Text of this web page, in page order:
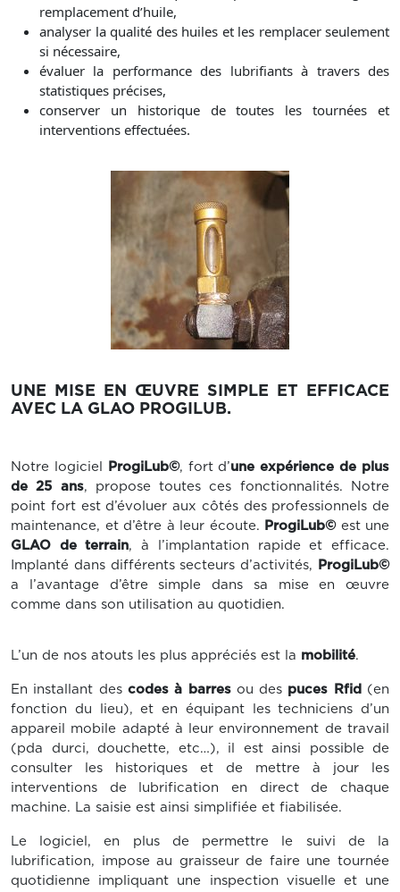
remplacement d’huile,
analyser la qualité des huiles et les remplacer seulement
si nécessaire,
évaluer la performance des lubrifiants à travers des
statistiques précises,
conserver un historique de toutes les tournées et
interventions effectuées.
UNE MISE EN ŒUVRE SIMPLE ET EFFICACE
AVEC LA GLAO PROGILUB.
Notre logiciel ProgiLub©, fort d’une expérience de plus
de 25 ans, propose toutes ces fonctionnalités. Notre
point fort est d’évoluer aux côtés des professionnels de
maintenance, et d’être à leur écoute. ProgiLub©est une
GLAO de terrain, à l’implantation rapide et efficace.
Implanté dans différents secteurs d’activités,
ProgiLub©
a l’avantage d’être simple dans sa mise en œuvre
comme dans son utilisation au quotidien.
L’un de nos atouts les plus appréciés est la mobilité.
En installant des codes à barresou des puces Rfid (en
fonction du lieu), et en équipant les techniciens d’un
appareil mobile adapté à leur environnement de travail
(pda durci, douchette, etc…), il est ainsi possible de
consulter les historiques et de mettre à jour les
interventions de lubrification en direct de chaque
machine. La saisie est ainsi simplifiée et fiabilisée.
Le logiciel, en plus de permettre le suivi de la
lubrification, impose au graisseur de faire une tournée
quotidienne impliquant une inspection visuelle et une